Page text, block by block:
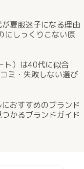
夏服迷子になる理由
にしっくりこない原
ト）は40代に似合
ミ・失敗しない選び
おすすめのブランド
かるブランドガイド